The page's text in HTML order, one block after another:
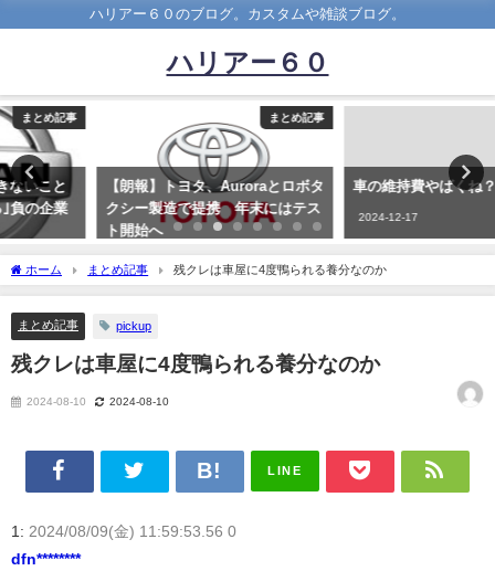
ハリアー６０のブログ。カスタムや雑談ブログ。
ハリアー６０
【朗報】トヨタ、Auroraとロボタ
クシー製造で提携 年末にはテス
ト開始へ
車の維持費やばくね？
2024-12-17
ホーム まとめ記事 残クレは車屋に4度鴨られる養分なのか
まとめ記事 pickup
残クレは車屋に4度鴨られる養分なのか
2024-08-10 2024-08-10
LINE
1: 2024/08/09(金) 11:59:53.56 0
dfn********